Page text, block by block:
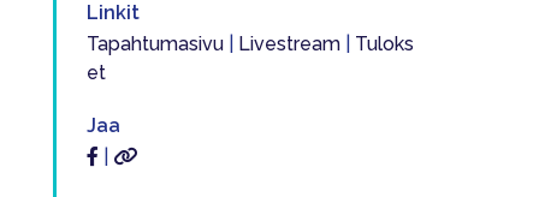
Linkit
Tapahtumasivu
Livestream
Tuloks
et
Jaa